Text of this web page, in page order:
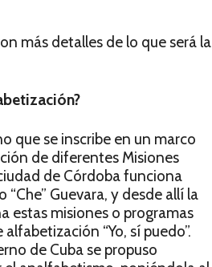
más detalles de lo que será la
que se inscribe en un marco
de diferentes Misiones
de Córdoba funciona
Guevara, y desde allí la
estas misiones o programas
“Yo, sí puedo”.
de Cuba se propuso